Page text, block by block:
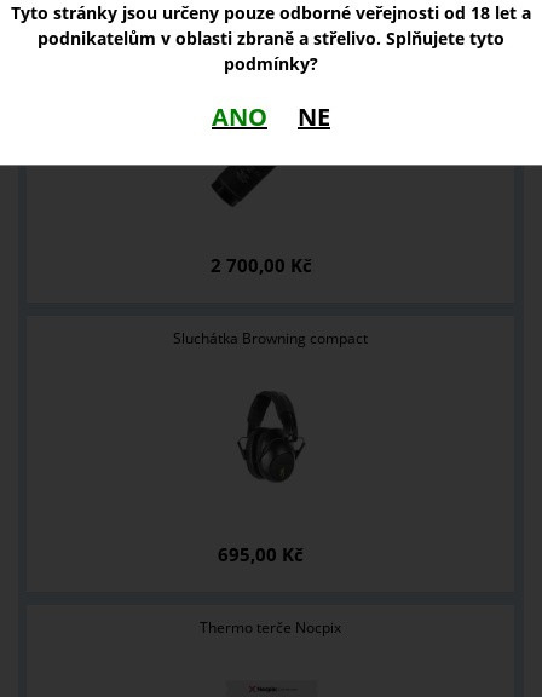
Tlumič Browning Iridium IR.22 .22 LR 1/2-20 UNF
2 700,00 Kč
Sluchátka Browning compact
695,00 Kč
Thermo terče Nocpix
Tyto stránky jsou určeny pouze odborné veřejnosti od 18 let a
podnikatelům v oblasti zbraně a střelivo. Splňujete tyto
podmínky?
ANO NE